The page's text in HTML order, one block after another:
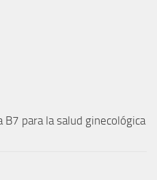
para la salud ginecológica